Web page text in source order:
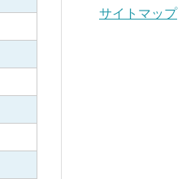
サイトマップ